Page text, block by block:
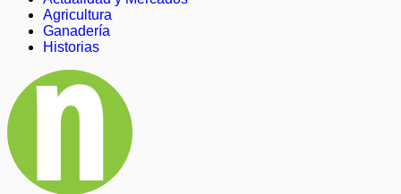
Agricultura
Ganadería
Historias